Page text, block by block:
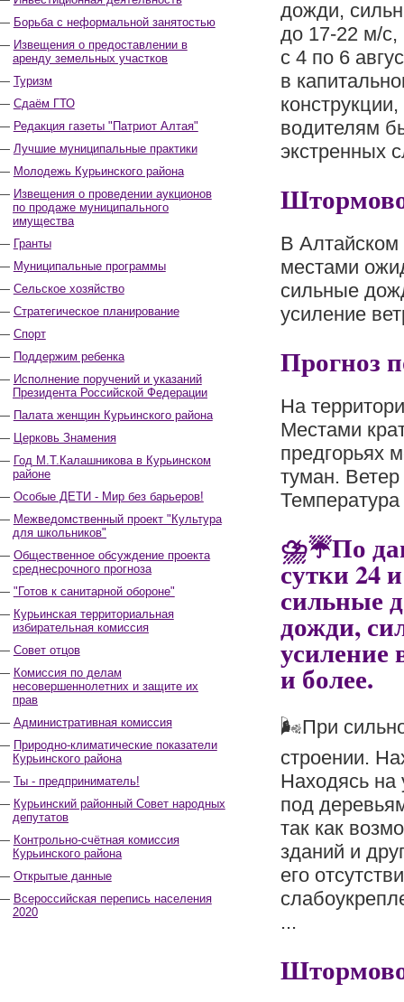
Борьба с неформальной занятостью
Извещения о предоставлении в
аренду земельных участков
Туризм
Сдаём ГТО
Редакция газеты "Патриот Алтая"
Лучшие муниципальные практики
Молодежь Курьинского района
Извещения о проведении аукционов
по продаже муниципального
имущества
Гранты
Муниципальные программы
Сельское хозяйство
Стратегическое планирование
Спорт
Поддержим ребенка
Исполнение поручений и указаний
Президента Российской Федерации
Палата женщин Курьинского района
Церковь Знамения
Год М.Т.Калашникова в Курьинском
районе
Особые ДЕТИ - Мир без барьеров!
Межведомственный проект "Культура
для школьников"
Общественное обсуждение проекта
среднесрочного прогноза
"Готов к санитарной обороне"
Курьинская территориальная
избирательная комиссия
Совет отцов
Комиссия по делам
несовершеннолетних и защите их
прав
Административная комиссия
Природно-климатические показатели
Курьинского района
Ты - предприниматель!
Курьинский районный Совет народных
депутатов
Контрольно-счётная комиссия
Курьинского района
Открытые данные
Всероссийская перепись населения
2020
дожди,
до 17‑22 м/
с 4 по 6
в
водителям
экстренных
В Алтайском
местами
сильные
усиление
Прогноз
На
Местами
предгорьях
туман.
⛈️☔️По
сутки 24
сильные
дожди,
усиление
и более.
🌬При
строении.
Находясь на
под
так как
зданий и
его
...